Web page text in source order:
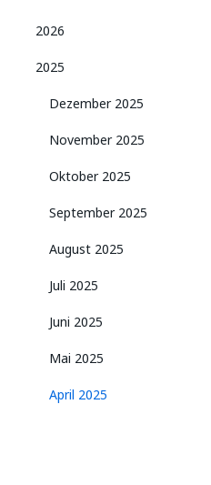
2026
2025
Dezember 2025
November 2025
Oktober 2025
September 2025
August 2025
Juli 2025
Juni 2025
Mai 2025
April 2025